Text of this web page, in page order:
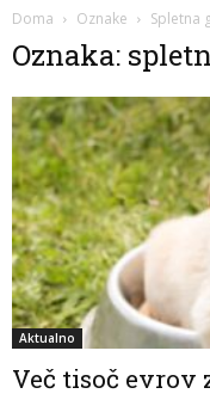
Doma Oznake Spletna
Oznaka:
Aktualno
Več tisoč evrov